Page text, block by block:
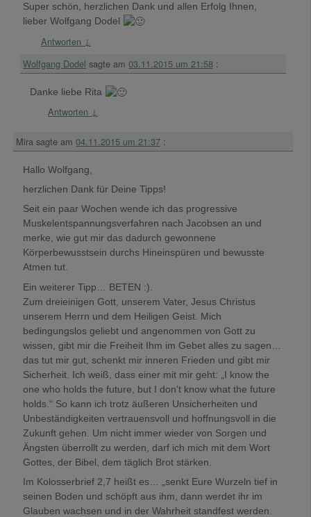
Super schön, herzlichen Dank und allen Erfolg Ihnen,
lieber Wolfgang Dodel
Antworten ↓
Wolfgang Dodel sagte am 03.11.2015 um 21:58 :
Danke liebe Rita
Antworten ↓
Mira sagte am 04.11.2015 um 21:37 :
Hallo Wolfgang,
herzlichen Dank für Deine Tipps!
Seit ein paar Wochen wende ich das progressive
Muskelentspannungsverfahren nach Jacobsen an und
merke, wie gut mir das dadurch gewonnene
Körperbewusstsein durchs Hineinspüren und bewusste
Atmen tut.
Ein weiterer Tipp… BETEN :).
Zum dreieinigen Gott, unserem Vater, Jesus Christus
unserem Herrn und dem Heiligen Geist. Mich
bedingungslos geliebt und angenommen von Gott zu
wissen, gibt mir die Freiheit Ihm im Gebet alles zu sagen…
das tut mir gut, schenkt mir inneren Frieden und gibt mir
Sicherheit. Ich weiß, dass einer mit mir geht: „I know the
one who holds the future, but I don’t know what the future
holds.“ So kann ich trotz äußeren Unsicherheiten und
Unbeständigkeiten vertrauensvoll und hoffnungsvoll in die
Zukunft gehen. Um nicht immer wieder von Sorgen und
Ängsten überrollt zu werden, darf ich mich mit dem Wort
Gottes, der Bibel, dem täglich Brot stärken.
Im Kolosserbrief 2,7 heißt es… „senkt Eure Wurzeln tief in
seinen Boden und schöpft aus ihm, dann werdet ihr im
Glauben wachsen und in der Wahrheit standfest werden.